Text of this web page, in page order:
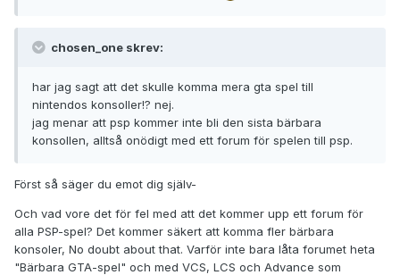
chosen_one skrev:
har jag sagt att det skulle komma mera gta spel till
nintendos konsoller!? nej.
jag menar att psp kommer inte bli den sista bärbara
konsollen, alltså onödigt med ett forum för spelen till psp.
Först så säger du emot dig själv-
Och vad vore det för fel med att det kommer upp ett forum för
alla PSP-spel? Det kommer säkert att komma fler bärbara
konsoler, No doubt about that. Varför inte bara låta forumet heta
"Bärbara GTA-spel" och med VCS, LCS och Advance som